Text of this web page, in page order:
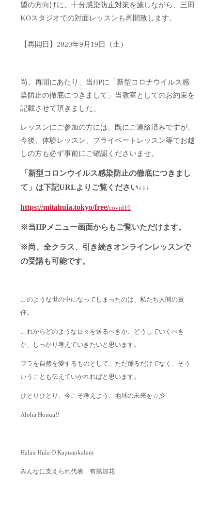
望の方向けに、十分感染防止対策を施しながら、三田
KOスタジオでの対面レッスンも再開致します。
【再開日】2020年9月19日（土）
尚、再開にあたり、当HPに「新型コロナウイルス感
染防止の徹底につきまして」当教室としてのお約束を
記載させて頂きました。
レッスンにご参加の方には、既にご連絡済みですが、
今後、体験レッスン、プライベートレッスン等でお越
しの方も必ず事前にご確認くださいませ。
「新型コロンウイルス感染防止の徹底につきまし
て」は下記URLよりご覧ください↓↓↓
https://mitahula.tokyo/free/covid19
※当HPメニュー画面からもご覧いただけます。
※尚、全クラス、引き続きオンラインレッスンで
の受講も可能です。
このような世の中になってしまったのは、私たち人間の責
任。
これからどのような日々を送るべきか、どうしていくべき
か、しっかり考えていきたいと思います。
フラを自然を愛するものとして、ただ踊るだけでなく、そう
いうことも伝えていかれればと思います。
ひとりひとり、今こそ考えよう、地球の未来を☆彡
Aloha Honua!!
Halau Hula O Kapuaokalani
みんなに支えられ代表 有島加花